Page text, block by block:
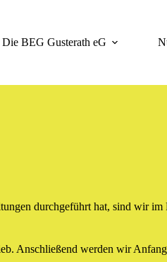
Die BEG Gusterath eG
durchgeführt hat, sind wir
Anschließend werden wir